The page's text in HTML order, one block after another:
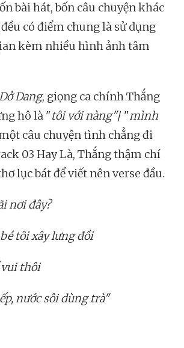
bài hát, bốn câu chuyện khác
có điểm chung là sử dụng
kèm nhiều hình ảnh tâm
Dang, giọng ca chính Thắng
hô là "tôi với nàng"/ "mình
câu chuyện tình chẳng đi
03 Hay Là, Thắng thậm chí
lục bát để viết nên verse đầu.
nơi đây?
tôi xây lưng đồi
vui thôi
nước sôi dùng trà"